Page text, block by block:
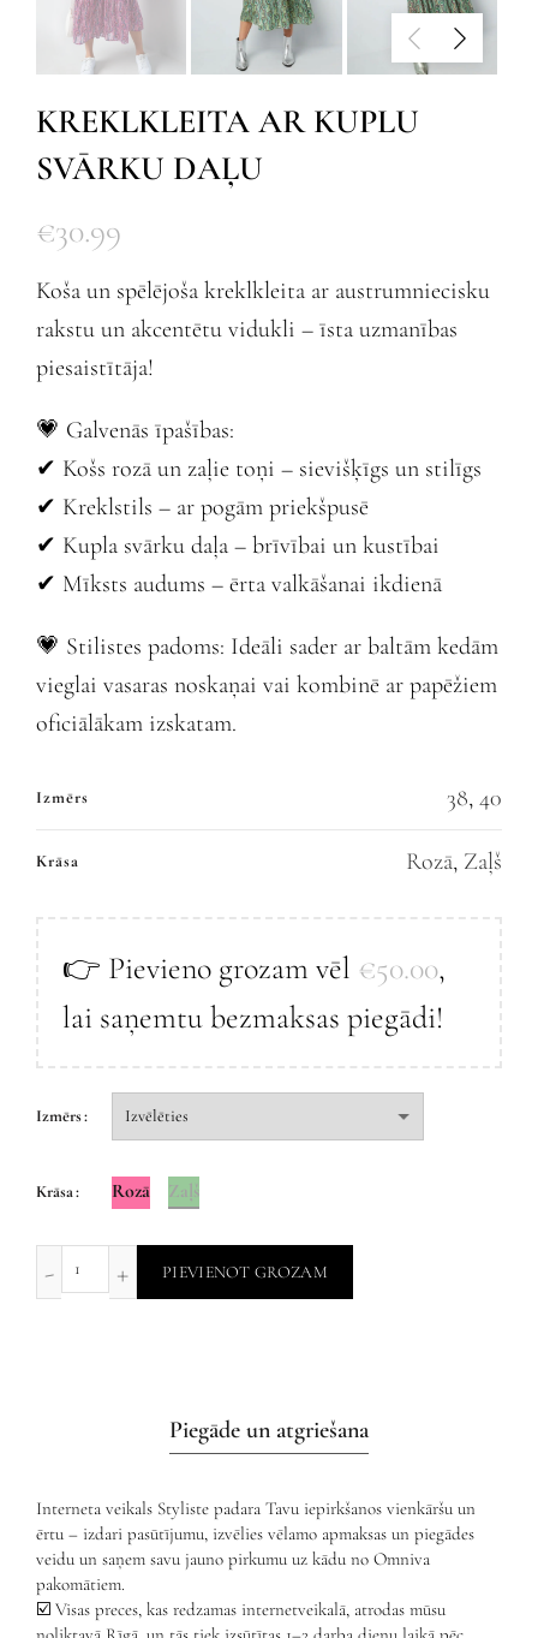
KREKLKLEITA AR KUPLU
SVĀRKU DAĻU
€30.99
Koša un spēlējoša kreklkleita ar austrumniecisku
rakstu un akcentētu vidukli – īsta uzmanības
piesaistītāja!
💗 Galvenās īpašības:
✔ Košs rozā un zaļie toņi – sievišķīgs un stilīgs
✔ Kreklstils – ar pogām priekšpusē
✔ Kupla svārku daļa – brīvībai un kustībai
✔ Mīksts audums – ērta valkāšanai ikdienā
💗 Stilistes padoms: Ideāli sader ar baltām kedām
vieglai vasaras noskaņai vai kombinē ar papēžiem
oficiālākam izskatam.
Izmērs 38, 40
Krāsa Rozā, Zaļš
👉 Pievieno grozam vēl €50.00,
lai saņemtu bezmaksas piegādi!
Izmērs
Krāsa Rozā Zaļš
PIEVIENOT GROZAM
Piegāde un atgriešana
Interneta veikals Styliste padara Tavu iepirkšanos vienkāršu un
ērtu – izdari pasūtījumu, izvēlies vēlamo apmaksas un piegādes
veidu un saņem savu jauno pirkumu uz kādu no Omniva
pakomātiem.
☑️ Visas preces, kas redzamas internetveikalā, atrodas mūsu